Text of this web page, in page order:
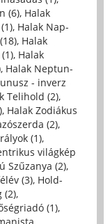
(6), Halak
, Halak Nap-
, Halak
, Halak
, Halak Neptun-
- inverz
Telihold (2),
, Halak Zodiákus
(2),
(1),
világkép
Szűzanya (2),
(3), Hold-
(2),
(1),